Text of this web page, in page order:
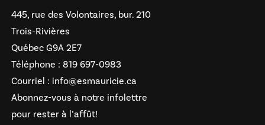
445, rue des Volontaires, bur. 210
Trois-Rivières
Québec G9A 2E7
Téléphone : 819 697-0983
Courriel : info@esmauricie.ca
Abonnez-vous à notre infolettre
pour rester à l’affût!